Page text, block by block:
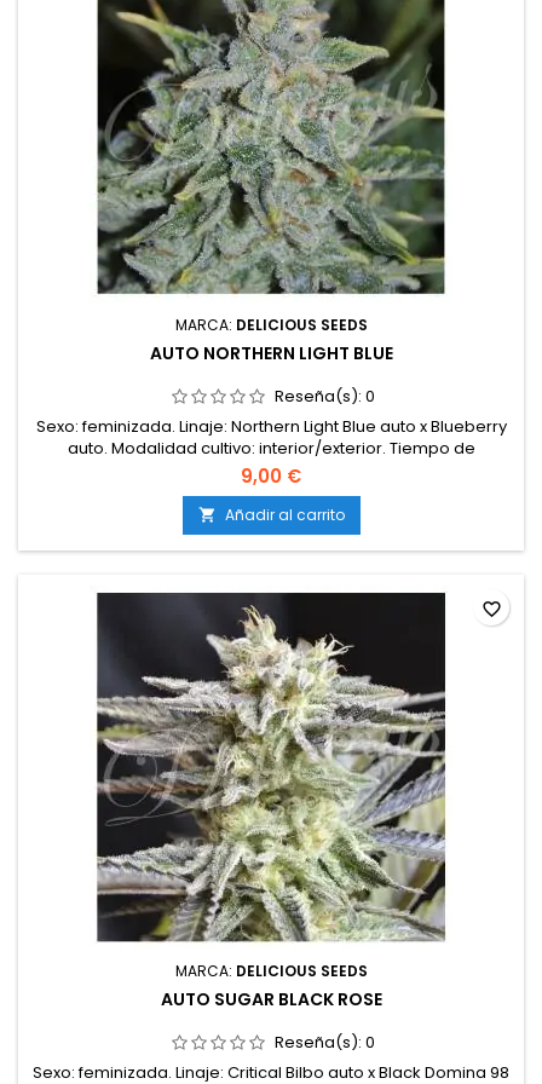
MARCA: DELICIOUS SEEDS
AUTO NORTHERN LIGHT BLUE
Reseña(s): 0
Sexo: feminizada. Linaje: Northern Light Blue auto x Blueberry
auto. Modalidad cultivo: interior/exterior. Tiempo de
maduración interior: de 55 a 60 días. Tiempo de maduración
exterior: automática (55-65 días). Producción: 450-500g/m2
en interior y más de 80-90g por planta en exterior.
Sabor: dulce afrutado. Olor: sutil fragancia a frutas del
bosque...
9,00 €
 Añadir al carrito
MARCA: DELICIOUS SEEDS
AUTO SUGAR BLACK ROSE
Reseña(s): 0
Sexo: feminizada. Linaje: Critical Bilbo auto x Black Domina 98
favorite_border